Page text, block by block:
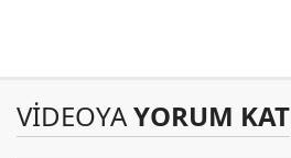
VİDEOYAYORUM KAT